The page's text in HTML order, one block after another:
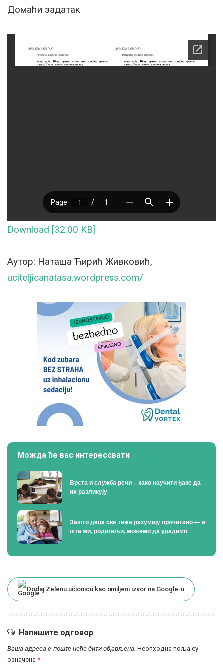
Домаћи задатак
Download [32.00 KB]
Аутор: Наташа Ћирић Живковић,
uciteljicanatasa.wordpress.com/
Можда ће вас интересовати
Врста и служба речи – како научити ђаке да
их разликују
Зашто деца све теже разумеју прочитано — и
шта ми, родитељи, можемо да урадимо
Dodaj Zelenu učionicu kao omiljeni izvor na Google-u
Напишите одговор
Ваша адреса е-поште неће бити објављена. Неопходна поља су
означена *